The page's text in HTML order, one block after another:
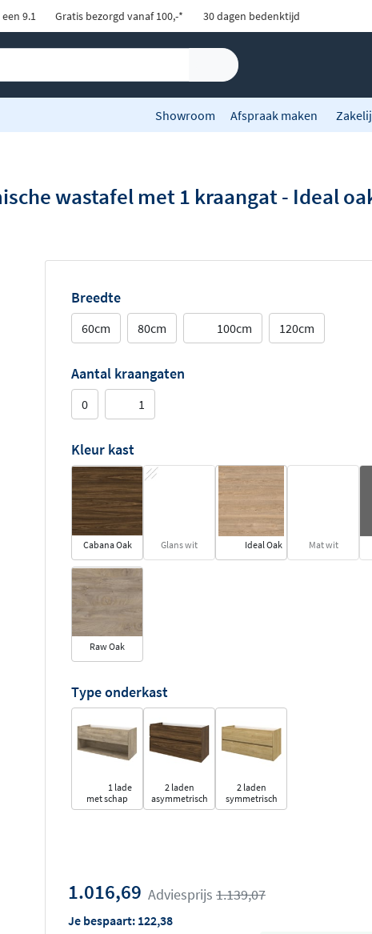
9.1 Gratis bezorgd vanaf 100,-* 30 dagen bedenktijd
Showroom Afspraak maken
wastafel met 1 kraangat - Ideal
Breedte
60cm 80cm 100cm 120cm
Aantal kraangaten
0 1
Kleur kast
Cabana Oak Glans wit Ideal Oak Mat wit
Raw Oak
Type onderkast
1 lade
met schap
2 laden
asymmetrisch
2 laden
symmetrisch
1.016,69 Adviesprijs 1.139,07
Je bespaart: 122,38